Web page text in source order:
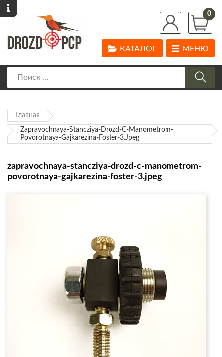
0
МЕНЮ
КАТАЛОГ
Главная
Zapravochnaya-Stancziya-Drozd-C-Manometrom-
Povorotnaya-Gajkarezina-Foster-3.jpeg
zapravochnaya-stancziya-drozd-c-manometrom-
povorotnaya-gajkarezina-foster-3.jpeg